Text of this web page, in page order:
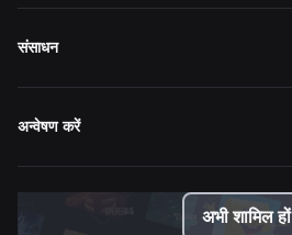
संसाधन
अन्वेषण करें
अभी शामिल हों